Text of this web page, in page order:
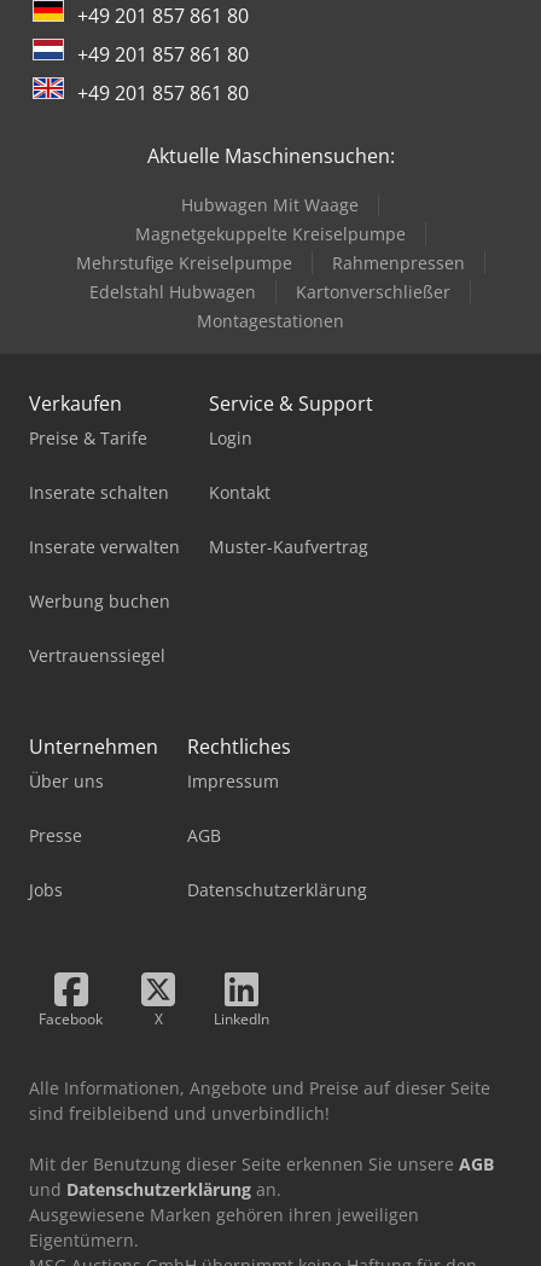
+49 201 857 861 80
+49 201 857 861 80
+49 201 857 861 80
Aktuelle Maschinensuchen:
Hubwagen Mit Waage
Magnetgekuppelte Kreiselpumpe
Mehrstufige Kreiselpumpe
Rahmenpressen
Edelstahl Hubwagen
Kartonverschließer
Montagestationen
Verkaufen
Preise & Tarife
Inserate schalten
Inserate verwalten
Werbung buchen
Vertrauenssiegel
Service & Support
Login
Kontakt
Muster-Kaufvertrag
Unternehmen
Über uns
Presse
Jobs
Rechtliches
Impressum
AGB
Datenschutzerklärung
Facebook X LinkedIn
Alle Informationen, Angebote und Preise auf dieser Seite
sind freibleibend und unverbindlich!
Mit der Benutzung dieser Seite erkennen Sie unsere AGB
und Datenschutzerklärung an.
Ausgewiesene Marken gehören ihren jeweiligen
Eigentümern.